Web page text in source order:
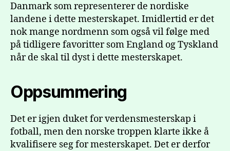
Danmark som representerer de nordiske
landene i dette mesterskapet. Imidlertid er det
nok mange nordmenn som også vil følge med
på tidligere favoritter som England og Tyskland
når de skal til dyst i dette mesterskapet.
Oppsummering
Det er igjen duket for verdensmesterskap i
fotball, men den norske troppen klarte ikke å
kvalifisere seg for mesterskapet. Det er derfor